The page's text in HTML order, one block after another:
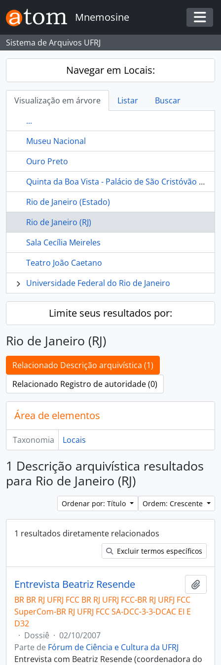
Skip to main content
Mnemosine
Sistema de Arquivos UFRJ
Navegar em Locais:
Visualização em árvore Listar
Buscar
...
Museu Nacional
Ouro Preto
Quinta da Boa Vista - Palácio de São Cristóvão - Museu Nacional - Rio de Janeiro (Brasil)
Rio de Janeiro (Estado)
Rio de Janeiro (RJ)
Sala Cecília Meireles
Teatro João Caetano
Universidade Federal do Rio de Janeiro
Limite seus resultados por:
Rio de Janeiro (RJ)
Relacionado Descrição arquivística (1)
Relacionado Registro de autoridade (0)
Área de elementos
Taxonomia Locais
1 Descrição arquivística resultados
para Rio de Janeiro (RJ)
Ordenar por: Título Ordem: Crescente
1 resultados diretamente relacionados
Excluir termos específicos
Entrevista Beatriz Resende
BR BR RJ UFRJ FCC BR RJ UFRJ FCC-BR RJ URFJ FCC
SuperCom-BR RJ UFRJ FCC SA-DCC-3-3-DCAC EI E
D32
· Dossiê · 02/10/2007
Parte de Fórum de Ciência e Cultura da UFRJ
Entrevista com Beatriz Resende (coordenadora do